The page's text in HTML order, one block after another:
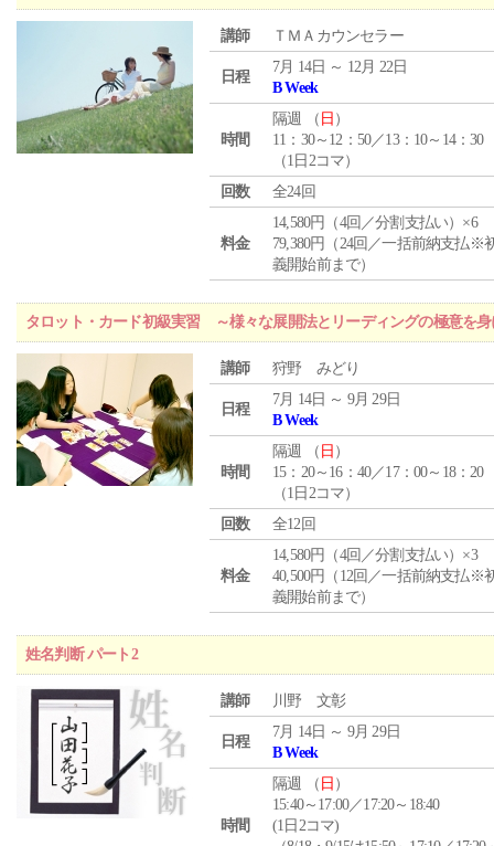
講師 ＴＭＡカウンセラー
日程
7月 14日 ～ 12月 22日
B Week
時間
隔週 （ 日 ）
11：30～12：50／13：10～14：30
（1日2コマ）
回数
全24回
料金
14,580円（4回／分割支払い）×6
79,380円（24回／一括前納支払※
義開始前まで）
タロット・カード初級実習 ～様々な展開法とリーディングの極意を身
講師 狩野 みどり
日程
7月 14日 ～ 9月 29日
B Week
時間
隔週 （ 日 ）
15：20～16：40／17：00～18：20
（1日2コマ）
回数
全12回
料金
14,580円（4回／分割支払い）×3
40,500円（12回／一括前納支払※
義開始前まで）
姓名判断 パート2
講師 川野 文彰
日程
7月 14日 ～ 9月 29日
B Week
時間
隔週 （ 日 ）
15:40～17:00／17:20～18:40
(1日2コマ)